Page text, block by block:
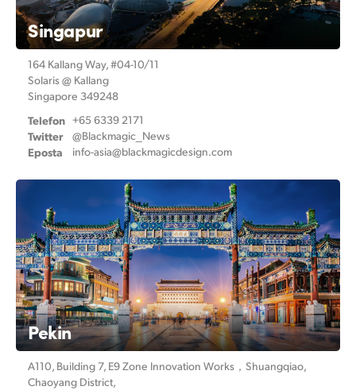
Singapur
164 Kallang Way, #04-10/11
Solaris @ Kallang
Singapore 349248
Telefon
Twitter
Eposta
+65 6339 2171
@Blackmagic_News
info-asia@blackmagicdesign.com
Pekin
A110, Building 7, E9 Zone Innovation Works， Shuangqiao,
Chaoyang District,